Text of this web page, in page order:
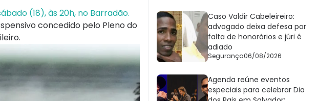
(18), às 20h, no Barradão.
concedido pelo Pleno do
Caso Valdir Cabeleireiro:
advogado deixa defesa por
falta de honorários e júri é
adiado
Segurança06/08/2026
Agenda reúne eventos
especiais para celebrar Dia